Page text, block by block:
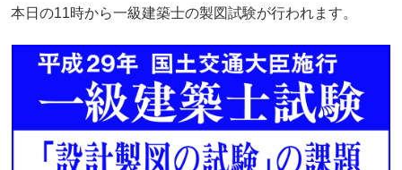
本日の11時から一級建築士の製図試験が行われます。